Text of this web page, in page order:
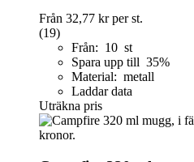
Från 32,77 krper st.
(19)
Från: 10 st
Spara upp till 35%
Material: metall
Laddar data
Uträkna pris